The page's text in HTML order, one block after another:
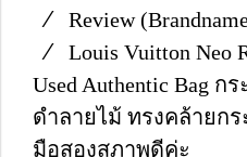
Review
Louis Vuitton Neo
Used Authentic Bag ก
ดำลายไม้ ทรงคล้ายก
มือสองสภาพดีค่ะ